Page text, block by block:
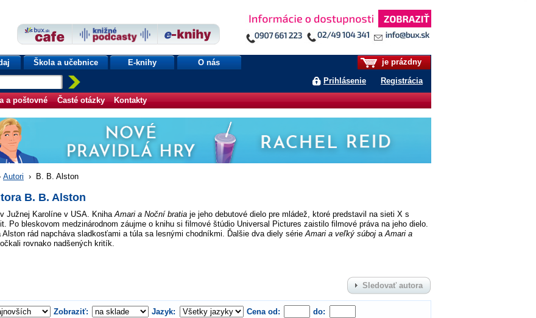
je prázdny
Prihlásenie Registrácia
Škola a učebnice E-knihy O nás
a poštovné Časté otázky Kontakty
Autori › B. B. Alston
B. B. Alston
Južnej Karolíne v USA. KnihaAmari a Noční bratia je jeho debutové dielo pre mládež, ktoré predstavil na sieti X s
Po bleskovom medzinárodnom záujme o knihu si filmové štúdio Universal Pictures zaistilo filmové práva na jeho dielo.
Alston rád napcháva sladkosťami a túla sa lesnými chodníkmi. Ďalšie dva diely sérieAmari a veľký súboj aAmari a
rovnako nadšených kritík.
Sledovať autora
Zobraziť: Jazyk: Cena od:
do: